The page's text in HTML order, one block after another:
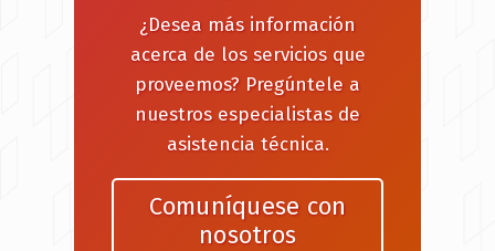
¿Desea más información
acerca de los servicios que
proveemos? Pregúntele a
nuestros especialistas de
asistencia técnica.
Comuníquese con
nosotros